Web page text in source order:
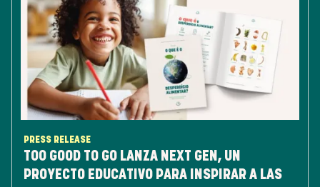
PRESS RELEASE
TOO GOOD TO GO LANZA NEXT GEN, UN
PROYECTO EDUCATIVO PARA INSPIRAR A LAS